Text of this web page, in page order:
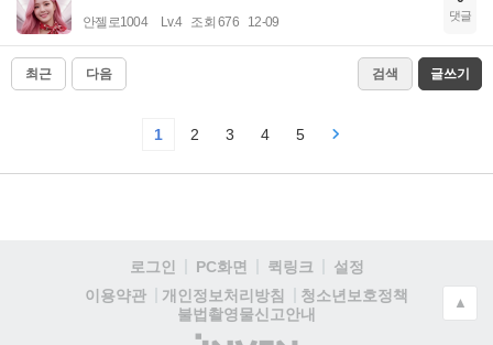
안젤로1004 Lv.4 조회 676 12-09 댓글
최근 다음 검색 글쓰기
1 2 3 4 5
로그인 PC화면 퀵링크
설정
이용약관
개인정보처리방침
청소년보호정책
불법촬영물신고안내
▲